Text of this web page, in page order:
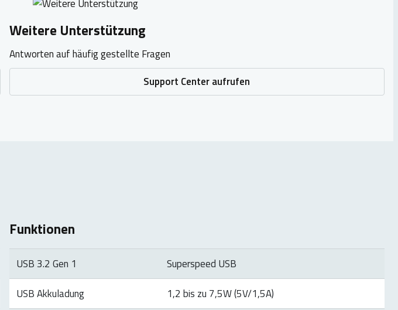
Weitere Unterstützung
Antworten auf häufig gestellte Fragen
Support Center aufrufen
Funktionen
USB 3.2 Gen 1
Superspeed USB
USB Akkuladung
1,2 bis zu 7,5W (5V/1,5A)